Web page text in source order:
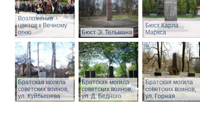
Возложение
цветов к Вечному
огню
Бюст Э. Тельмана
Бюст Карла
Маркса
Братская могила
советских воинов,
ул. Куйбышева
Братская могила
советских воинов,
ул. Д. Бедного
Братская могила
советских воинов,
ул. Горная